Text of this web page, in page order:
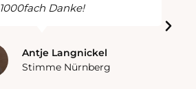
1000fach Danke!
Antje Langnickel
Stimme Nürnberg